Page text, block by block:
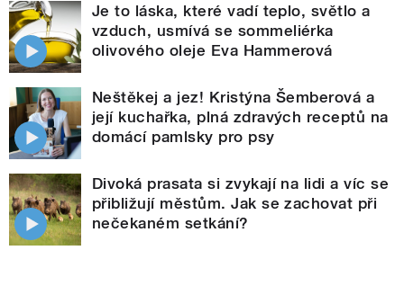
Je to láska, které vadí teplo, světlo a
vzduch, usmívá se sommeliérka
olivového oleje Eva Hammerová
Neštěkej a jez! Kristýna Šemberová a
její kuchařka, plná zdravých receptů na
domácí pamlsky pro psy
Divoká prasata si zvykají na lidi a víc se
přibližují městům. Jak se zachovat při
nečekaném setkání?